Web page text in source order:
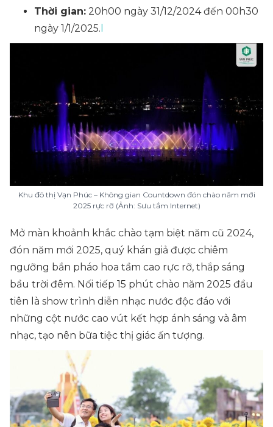
Thời gian: 20h00 ngày 31/12/2024 đến 00h30
ngày 1/1/2025.
Khu đô thị Vạn Phúc – Không gian Countdown đón chào năm mới
2025 rực rỡ (Ảnh: Sưu tầm Internet)
Mở màn khoảnh khắc chào tạm biệt năm cũ 2024,
đón năm mới 2025, quý khán giả được chiêm
ngưỡng bắn pháo hoa tầm cao rực rỡ, thắp sáng
bầu trời đêm. Nối tiếp 15 phút chào năm 2025 đầu
tiên là show trình diễn nhạc nước độc đáo với
những cột nước cao vút kết hợp ánh sáng và âm
nhạc, tạo nên bữa tiệc thị giác ấn tượng.